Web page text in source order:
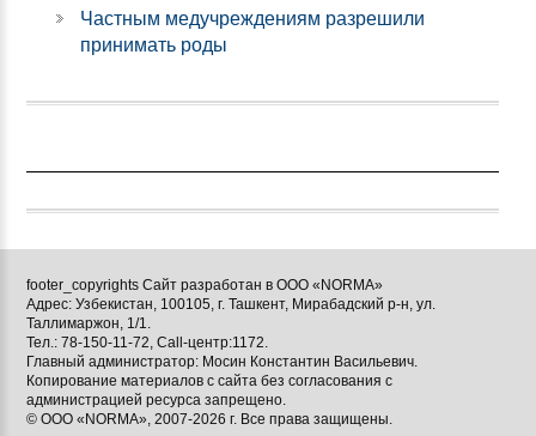
Частным медучреждениям разрешили
принимать роды
footer_copyrights Сайт разработан в ООО «NORMA»
Адрес: Узбекистан, 100105, г. Ташкент, Мирабадский р-н, ул.
Таллимаржон, 1/1.
Тел.: 78-150-11-72, Call-центр:1172.
Главный администратор: Мосин Константин Васильевич.
Копирование материалов с сайта без согласования с
администрацией ресурса запрещено.
© ООО «NORMA», 2007-2026 г. Все права защищены.